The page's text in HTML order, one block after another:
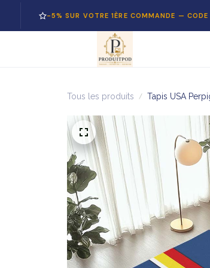
SUR VOTRE 1ÈRE COMMANDE — CODE BONJOUR5
Tous les produits Tapis USA